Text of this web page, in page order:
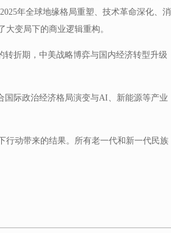
年全球地缘格局重塑、技术革命深化、消
变局下的商业逻辑重构。
转折期，中美战略博弈与国内经济转型升级
国际政治经济格局演变与AI、新能源等产业
行动带来的结果。所有老一代和新一代民族